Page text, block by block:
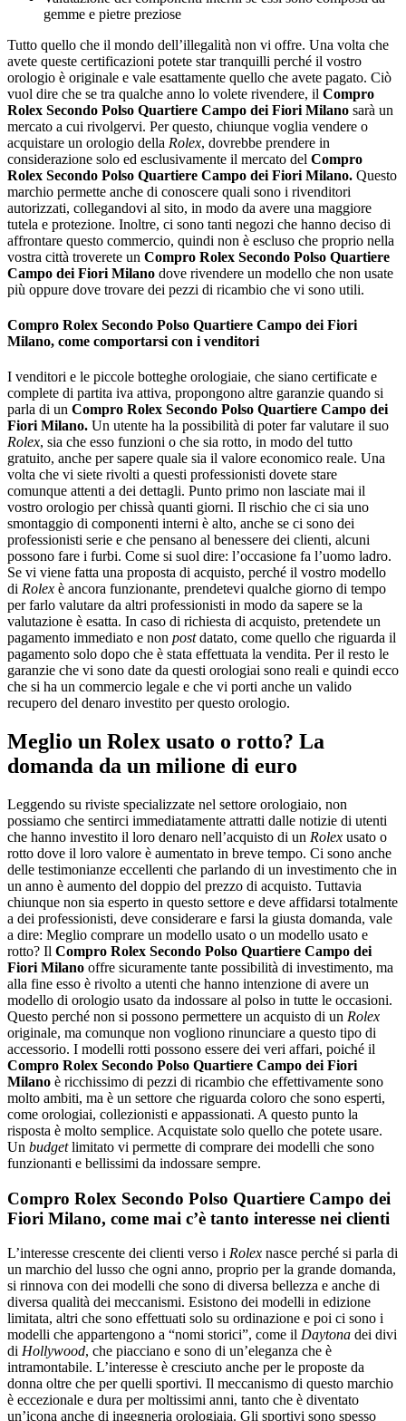
gemme e pietre preziose
Tutto quello che il mondo dell’illegalità non vi offre. Una volta che
avete queste certificazioni potete star tranquilli perché il vostro
orologio è originale e vale esattamente quello che avete pagato. Ciò
vuol dire che se tra qualche anno lo volete rivendere, il Compro
Rolex Secondo Polso Quartiere Campo dei Fiori Milano sarà un
mercato a cui rivolgervi. Per questo, chiunque voglia vendere o
acquistare un orologio della Rolex, dovrebbe prendere in
considerazione solo ed esclusivamente il mercato del Compro
Rolex Secondo Polso Quartiere Campo dei Fiori Milano. Questo
marchio permette anche di conoscere quali sono i rivenditori
autorizzati, collegandovi al sito, in modo da avere una maggiore
tutela e protezione. Inoltre, ci sono tanti negozi che hanno deciso di
affrontare questo commercio, quindi non è escluso che proprio nella
vostra città troverete un Compro Rolex Secondo Polso Quartiere
Campo dei Fiori Milano dove rivendere un modello che non usate
più oppure dove trovare dei pezzi di ricambio che vi sono utili.
Compro Rolex Secondo Polso Quartiere Campo dei Fiori
Milano, come comportarsi con i venditori
I venditori e le piccole botteghe orologiaie, che siano certificate e
complete di partita iva attiva, propongono altre garanzie quando si
parla di un Compro Rolex Secondo Polso Quartiere Campo dei
Fiori Milano. Un utente ha la possibilità di poter far valutare il suo
Rolex, sia che esso funzioni o che sia rotto, in modo del tutto
gratuito, anche per sapere quale sia il valore economico reale. Una
volta che vi siete rivolti a questi professionisti dovete stare
comunque attenti a dei dettagli. Punto primo non lasciate mai il
vostro orologio per chissà quanti giorni. Il rischio che ci sia uno
smontaggio di componenti interni è alto, anche se ci sono dei
professionisti serie e che pensano al benessere dei clienti, alcuni
possono fare i furbi. Come si suol dire: l’occasione fa l’uomo ladro.
Se vi viene fatta una proposta di acquisto, perché il vostro modello
di Rolex è ancora funzionante, prendetevi qualche giorno di tempo
per farlo valutare da altri professionisti in modo da sapere se la
valutazione è esatta. In caso di richiesta di acquisto, pretendete un
pagamento immediato e non postdatato, come quello che riguarda il
pagamento solo dopo che è stata effettuata la vendita. Per il resto le
garanzie che vi sono date da questi orologiai sono reali e quindi ecco
che si ha un commercio legale e che vi porti anche un valido
recupero del denaro investito per questo orologio.
Meglio un Rolex usato o rotto? La
domanda da un milione di euro
Leggendo su riviste specializzate nel settore orologiaio, non
possiamo che sentirci immediatamente attratti dalle notizie di utenti
che hanno investito il loro denaro nell’acquisto di un Rolex usato o
rotto dove il loro valore è aumentato in breve tempo. Ci sono anche
delle testimonianze eccellenti che parlando di un investimento che in
un anno è aumento del doppio del prezzo di acquisto. Tuttavia
chiunque non sia esperto in questo settore e deve affidarsi totalmente
a dei professionisti, deve considerare e farsi la giusta domanda, vale
a dire: Meglio comprare un modello usato o un modello usato e
rotto? Il Compro Rolex Secondo Polso Quartiere Campo dei
Fiori Milano offre sicuramente tante possibilità di investimento, ma
alla fine esso è rivolto a utenti che hanno intenzione di avere un
modello di orologio usato da indossare al polso in tutte le occasioni.
Questo perché non si possono permettere un acquisto di un Rolex
originale, ma comunque non vogliono rinunciare a questo tipo di
accessorio. I modelli rotti possono essere dei veri affari, poiché il
Compro Rolex Secondo Polso Quartiere Campo dei Fiori
Milano è ricchissimo di pezzi di ricambio che effettivamente sono
molto ambiti, ma è un settore che riguarda coloro che sono esperti,
come orologiai, collezionisti e appassionati. A questo punto la
risposta è molto semplice. Acquistate solo quello che potete usare.
Un budgetlimitato vi permette di comprare dei modelli che sono
funzionanti e bellissimi da indossare sempre.
Compro Rolex Secondo Polso Quartiere Campo dei
Fiori Milano, come mai c’è tanto interesse nei clienti
L’interesse crescente dei clienti verso i Rolex nasce perché si parla di
un marchio del lusso che ogni anno, proprio per la grande domanda,
si rinnova con dei modelli che sono di diversa bellezza e anche di
diversa qualità dei meccanismi. Esistono dei modelli in edizione
limitata, altri che sono effettuati solo su ordinazione e poi ci sono i
modelli che appartengono a “nomi storici”, come il Daytona dei divi
di Hollywood, che piacciano e sono di un’eleganza che è
intramontabile. L’interesse è cresciuto anche per le proposte da
donna oltre che per quelli sportivi. Il meccanismo di questo marchio
è eccezionale e dura per moltissimi anni, tanto che è diventato
un’icona anche di ingegneria orologiaia. Gli sportivi sono spesso